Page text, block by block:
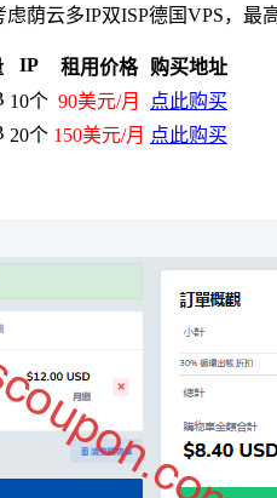
荫云多IP双ISP德国VPS，最
IP 租用价格
购买地址
10个 90美元/月
点此购买
20个 150美元/月 点此购买